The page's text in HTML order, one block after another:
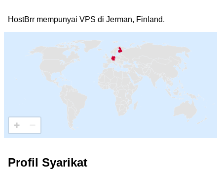
HostBrr mempunyai VPS di Jerman, Finland.
Profil Syarikat